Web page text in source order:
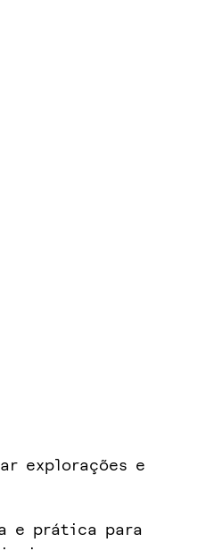
explorações e
e prática para